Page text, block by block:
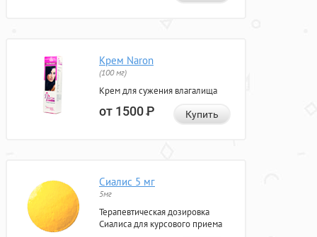
Крем Naron
(100 мг)
Крем для сужения влагалища
от 1500Р Купить
Сиалис 5 мг
5мг
Терапевтическая дозировка
Сиалиса для курсового приема